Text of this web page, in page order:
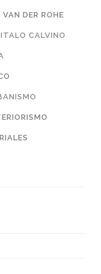
VAN DER ROHE
ITALO CALVINO